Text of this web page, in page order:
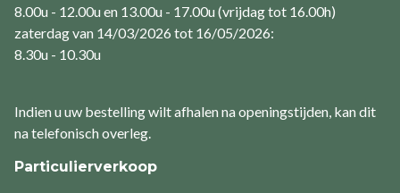
8.00u - 12.00u en 13.00u - 17.00u (vrijdag tot 16.00h)
zaterdag van 14/03/2026 tot 16/05/2026:
8.30u - 10.30u
Indien u uw bestelling wilt afhalen na openingstijden, kan dit
na telefonisch overleg.
Particulierverkoop